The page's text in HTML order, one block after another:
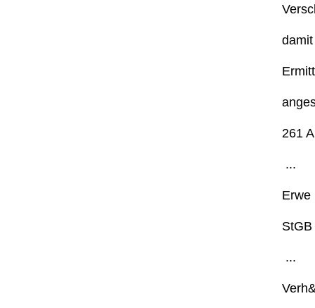
261
...
Erwe
...